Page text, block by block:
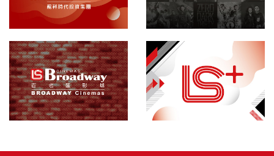
百老匯影城 敬請期待